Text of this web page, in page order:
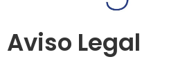
Aviso Legal